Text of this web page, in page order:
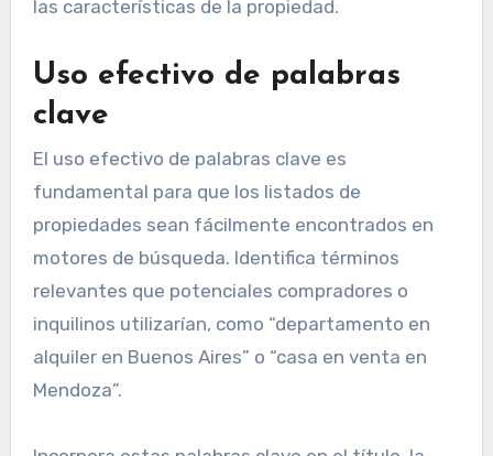
las características de la propiedad.
Uso efectivo de palabras
clave
El uso efectivo de palabras clave es
fundamental para que los listados de
propiedades sean fácilmente encontrados en
motores de búsqueda. Identifica términos
relevantes que potenciales compradores o
inquilinos utilizarían, como “departamento en
alquiler en Buenos Aires” o “casa en venta en
Mendoza”.